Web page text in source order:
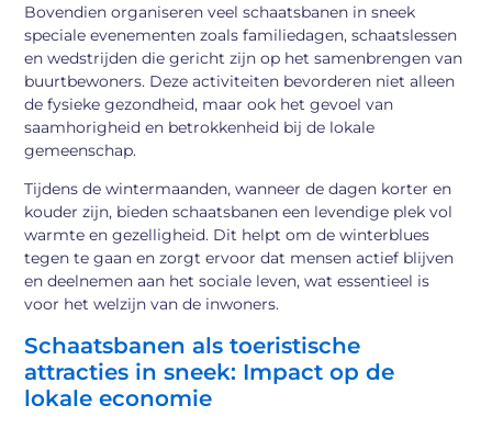
Bovendien organiseren veel schaatsbanen in sneek
speciale evenementen zoals familiedagen, schaatslessen
en wedstrijden die gericht zijn op het samenbrengen van
buurtbewoners. Deze activiteiten bevorderen niet alleen
de fysieke gezondheid, maar ook het gevoel van
saamhorigheid en betrokkenheid bij de lokale
gemeenschap.
Tijdens de wintermaanden, wanneer de dagen korter en
kouder zijn, bieden schaatsbanen een levendige plek vol
warmte en gezelligheid. Dit helpt om de winterblues
tegen te gaan en zorgt ervoor dat mensen actief blijven
en deelnemen aan het sociale leven, wat essentieel is
voor het welzijn van de inwoners.
Schaatsbanen als toeristische
attracties in sneek: Impact op de
lokale economie